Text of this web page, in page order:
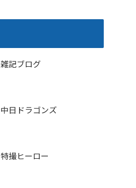
雑記ブログ
中日ドラゴンズ
特撮ヒーロー